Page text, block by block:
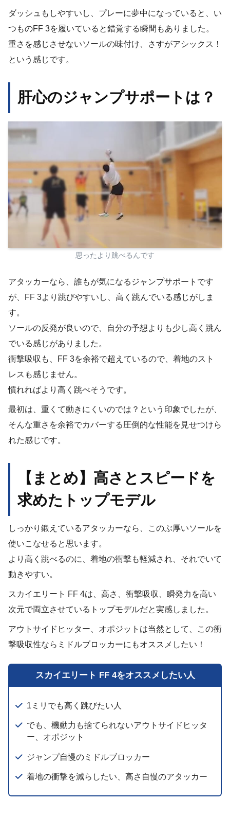
ダッシュもしやすいし、プレーに夢中になっていると、い
つものFF 3を履いていると錯覚する瞬間もありました。
重さを感じさせないソールの味付け、さすがアシックス！
という感じです。
肝心のジャンプサポートは？
思ったより跳べるんです
アタッカーなら、誰もが気になるジャンプサポートです
が、FF 3より跳びやすいし、高く跳んでいる感じがしま
す。
ソールの反発が良いので、自分の予想よりも少し高く跳ん
でいる感じがありました。
衝撃吸収も、FF 3を余裕で超えているので、着地のスト
レスも感じません。
慣れればより高く跳べそうです。
最初は、重くて動きにくいのでは？という印象でしたが、
そんな重さを余裕でカバーする圧倒的な性能を見せつけら
れた感じです。
【まとめ】高さとスピードを
求めたトップモデル
しっかり鍛えているアタッカーなら、このぶ厚いソールを
使いこなせると思います。
より高く跳べるのに、着地の衝撃も軽減され、それでいて
動きやすい。
スカイエリート FF 4は、高さ、衝撃吸収、瞬発力を高い
次元で両立させているトップモデルだと実感しました。
アウトサイドヒッター、オポジットは当然として、この衝
撃吸収性ならミドルブロッカーにもオススメしたい！
スカイエリート FF 4をオススメしたい人
1ミリでも高く跳びたい人
でも、機動力も捨てられないアウトサイドヒッタ
ー、オポジット
ジャンプ自慢のミドルブロッカー
着地の衝撃を減らしたい、高さ自慢のアタッカー